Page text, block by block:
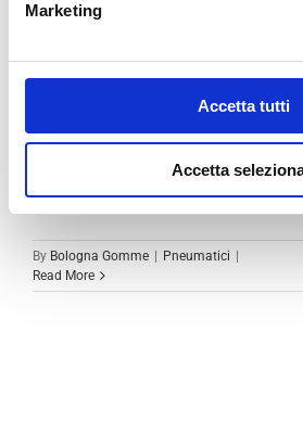
Marketing
Accetta tutti
Accetta
PNEUMATICI
Ecco alcuni consigli per scegliere gli
By Bologna Gomme | Pneumatici |
Read More